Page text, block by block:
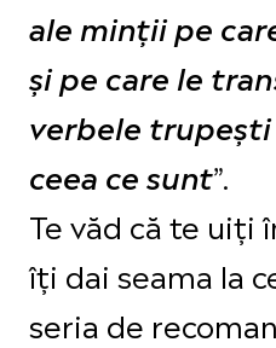
ale minții pe
și pe care le
verbele trupești
ceea ce sunt”.
Te văd că te uiți
îți dai seama la
seria de